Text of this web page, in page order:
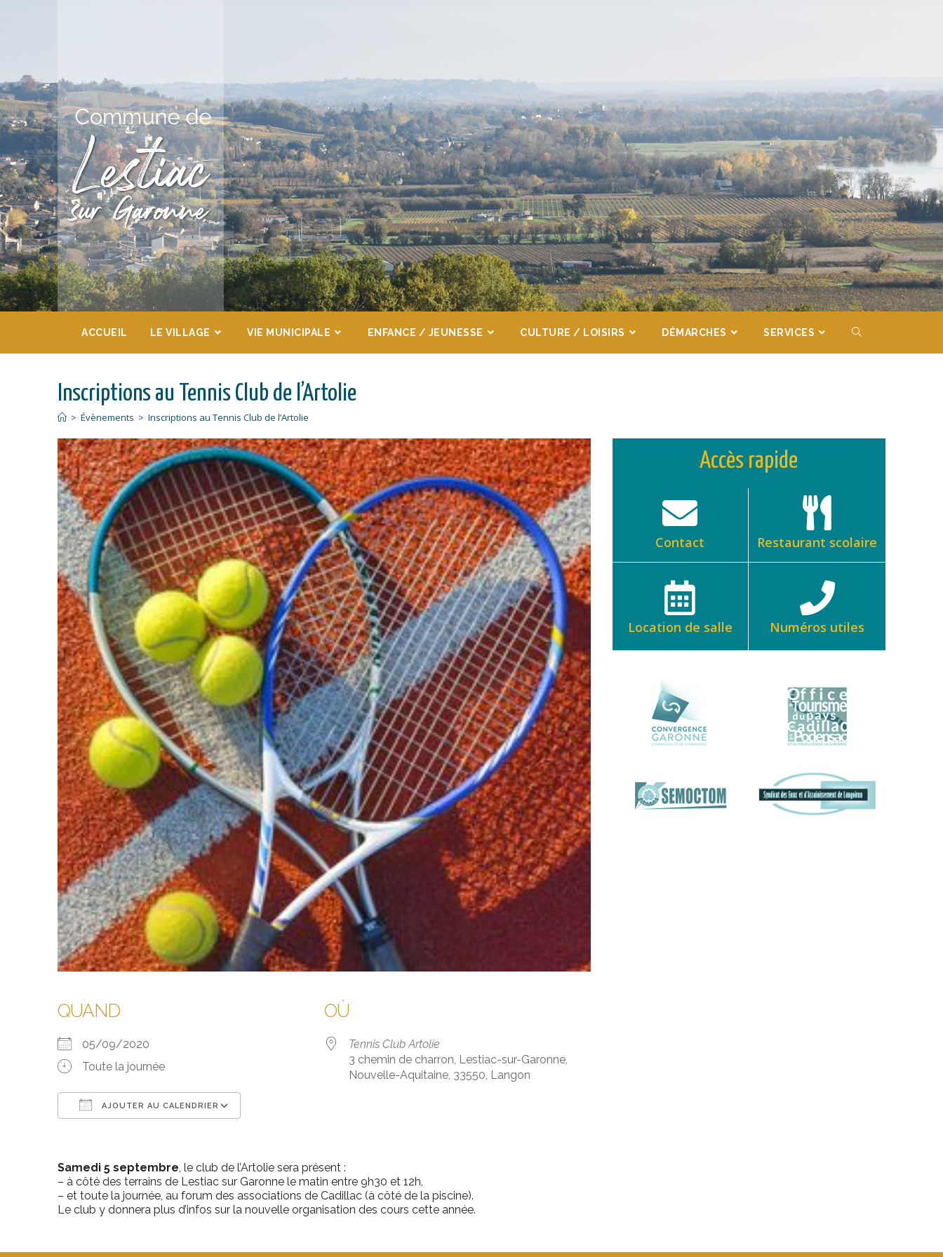
ACCUEIL LE VILLAGE VIE MUNICIPALE ENFANCE / JEUNESSE CULTURE / LOISIRS DÉMARCHES SERVICES
Inscriptions au Tennis Club de l’Artolie
> Évènements > Inscriptions au Tennis Club de l’Artolie
QUAND
05/09/2020
Toute la journée
AJOUTER AU CALENDRIER
OÙ
Tennis Club Artolie
3 chemin de charron, Lestiac-sur-Garonne,
Nouvelle-Aquitaine, 33550, Langon
Samedi 5 septembre , le club de l’Artolie sera présent :
– à côté des terrains de Lestiac sur Garonne le matin entre 9h30 et 12h,
– et toute la journée, au forum des associations de Cadillac (à côté de la piscine).
Le club y donnera plus d’infos sur la nouvelle organisation des cours cette année.
Accès rapide
Contact Restaurant scolaire
Location de salle Numéros utiles